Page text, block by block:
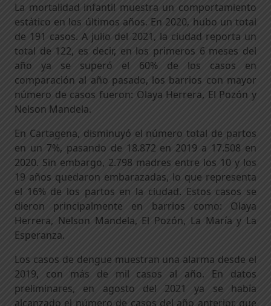
La mortalidad infantil muestra un comportamiento
estático en los últimos años. En 2020, hubo un total
de 191 casos. A julio del 2021, la ciudad reporta un
total de 122, es decir, en los primeros 6 meses del
año ya se superó el 60% de los casos en
comparación al año pasado, los barrios con mayor
número de casos fueron: Olaya Herrera, El Pozón y
Nelson Mandela.
En Cartagena, disminuyó el número total de partos
en un 7%, pasando de 18.872 en 2019 a 17.508 en
2020. Sin embargo, 2.798 madres entre los 10 y los
19 años quedaron embarazadas, lo que representa
el 16% de los partos en la ciudad. Estos casos se
dieron principalmente en barrios como: Olaya
Herrera, Nelson Mandela, El Pozón, La María y La
Esperanza.
Los casos de dengue muestran una alarma desde el
2019, con más de mil casos al año. En datos
preliminares, en agosto del 2021 ya se había
alcanzado el número de casos del año anterior, que